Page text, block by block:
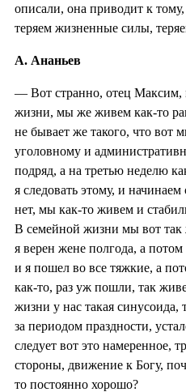
описали, она приводит к
теряем жизненные силы,
А. Ананьев
— Вот странно, отец
жизни, мы же живем как-то
не бывает же такого, что вот
уголовному и
подряд, а на третью неделю
я следовать этому, и
нет, мы как-то живем и
В семейной жизни мы вот так
я верен жене полгода, а потом
и я пошел во все тяжкие, а
как-то, раз уж пошли, так
жизни у нас такая синусоида,
за периодом праздности,
следует вот это намеренное,
стороны, движение к Богу,
то постоянно хорошо?